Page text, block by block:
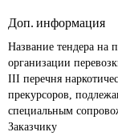
Доп. информация
Название тендера на
организации
III перечня
прекурсоров,
специальным
Заказчику